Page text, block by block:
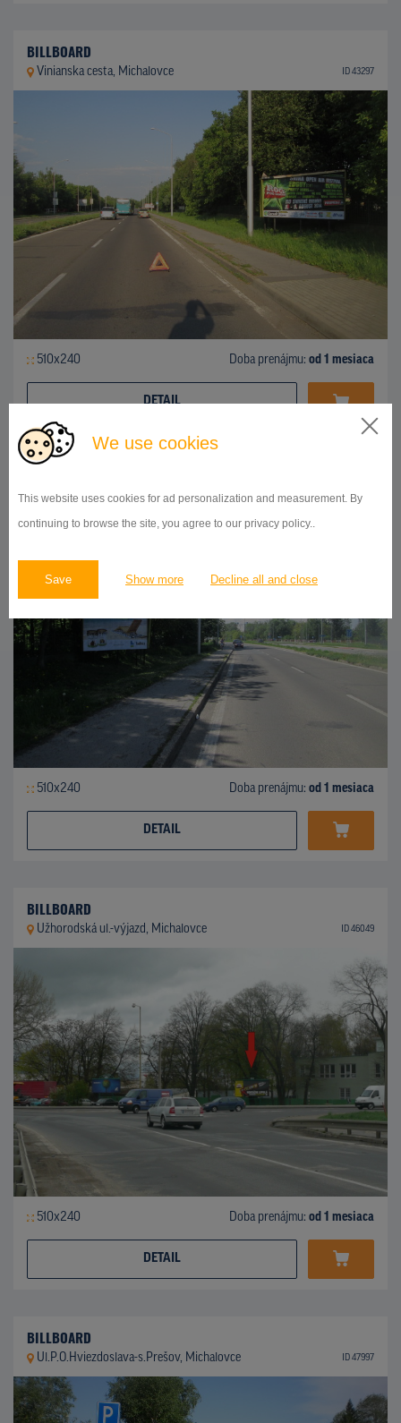
We use cookies
This website uses cookies for ad personalization and measurement. By
continuing to browse the site, you agree to our privacy policy..
Save Show more Decline all and close
BILLBOARD
Vinianska cesta, Michalovce ID 43297
510x240 Doba prenájmu: od 1 mesiaca
DETAIL
Vinianska cesta, Michalovce ID 43298
510x240 Doba prenájmu: od 1 mesiaca
DETAIL
BILLBOARD
Užhorodská ul.-výjazd, Michalovce ID 46049
510x240 Doba prenájmu: od 1 mesiaca
DETAIL
BILLBOARD
Ul.P.O.Hviezdoslava-s.Prešov, Michalovce ID 47997